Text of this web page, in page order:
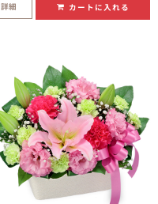
詳細 カートに入れる